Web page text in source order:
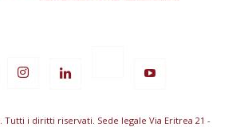
Tutti i diritti riservati. Sede legale Via Eritrea 21 -